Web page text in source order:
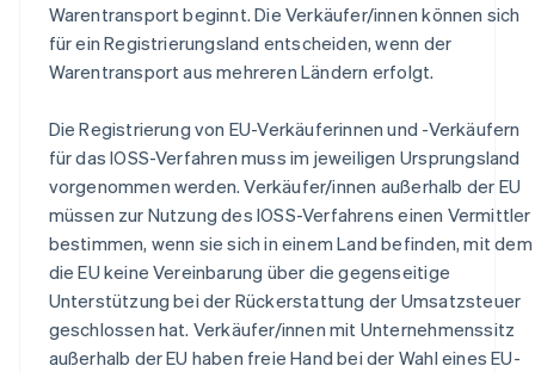
Warentransport beginnt. Die Verkäufer/innen können sich
für ein Registrierungsland entscheiden, wenn der
Warentransport aus mehreren Ländern erfolgt.
Die Registrierung von EU-Verkäuferinnen und -Verkäufern
für das IOSS-Verfahren muss im jeweiligen Ursprungsland
vorgenommen werden. Verkäufer/innen außerhalb der EU
müssen zur Nutzung des IOSS-Verfahrens einen Vermittler
bestimmen, wenn sie sich in einem Land befinden, mit dem
die EU keine Vereinbarung über die gegenseitige
Unterstützung bei der Rückerstattung der Umsatzsteuer
geschlossen hat. Verkäufer/innen mit Unternehmenssitz
außerhalb der EU haben freie Hand bei der Wahl eines EU-